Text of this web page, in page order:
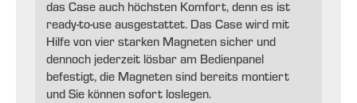
das Case auch höchsten Komfort, denn es ist
ready-to-use ausgestattet. Das Case wird mit
Hilfe von vier starken Magneten sicher und
dennoch jederzeit lösbar am Bedienpanel
befestigt, die Magneten sind bereits montiert
und Sie können sofort loslegen.